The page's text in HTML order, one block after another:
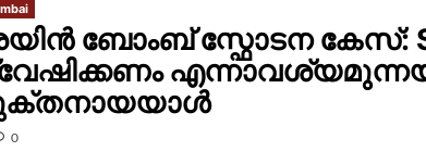
ബോംബ് സ്ഫോടന കേസ്:
0